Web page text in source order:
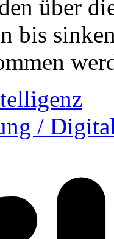
über
bis
/